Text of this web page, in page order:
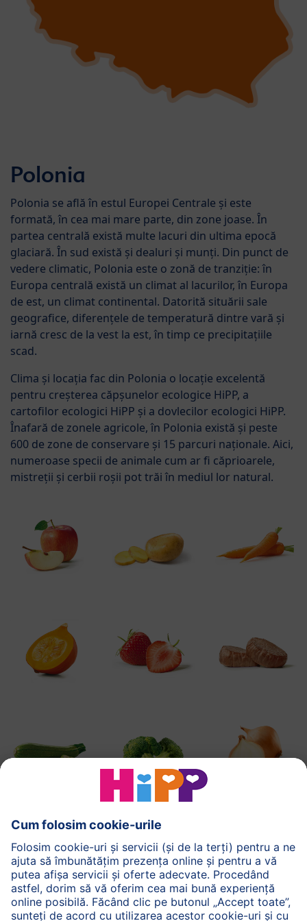
Polonia
Polonia se află în estul Europei Centrale și este
formată, în cea mai mare parte, din zone joase. În
partea centrală există multe lacuri din ultima epocă
glaciară. În sud există și dealuri și munți. Din punct de
vedere climatic, Polonia este o zonă de tranziție: în
Europa centrală există un climat al lacurilor, în Europa
de est, un climat continental. Datorită situării sale
geografice, diferențele de temperatură dintre vară și
iarnă cresc de la vest la est, în timp ce precipitațiile
scad.
Clima și locația fac din Polonia o locație excelentă
pentru creșterea căpșunelor ecologice HiPP, a
cartofilor ecologici HiPP și a dovlecilor ecologici HiPP.
Înafară de zonele agricole, în Polonia există și peste
600 de zone de conservare și 15 parcuri naționale. Aici,
numeroase specii de animale cum ar fi căprioarele,
mistreții și cerbii roșii pot trăi în mediul lor natural.